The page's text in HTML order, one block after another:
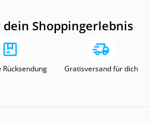
Shoppingerlebnis
Rücksendung Gratisversand für dich